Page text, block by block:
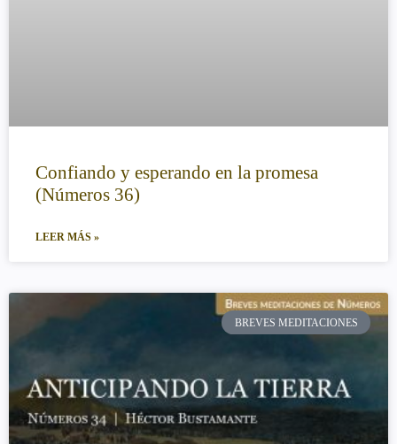
Confiando y esperando en la promesa
(Números 36)
LEER MÁS »
BREVES MEDITACIONES